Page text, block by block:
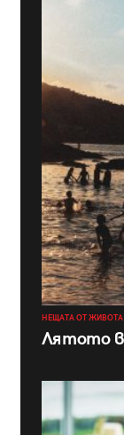
НЕЩАТА ОТ ЖИВОТА
Лятото